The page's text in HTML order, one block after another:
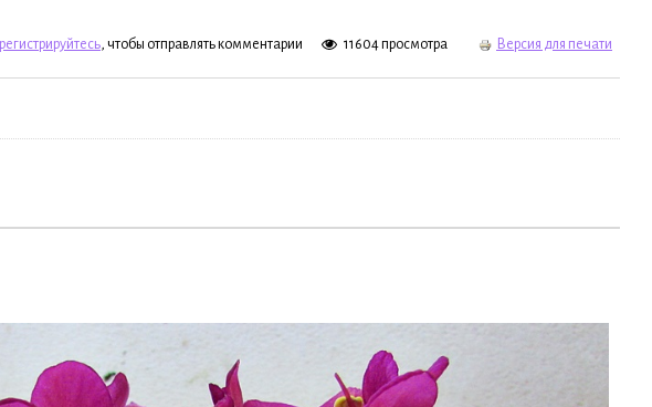
, чтобы отправлять комментарии 11604 просмотра Версия для печати